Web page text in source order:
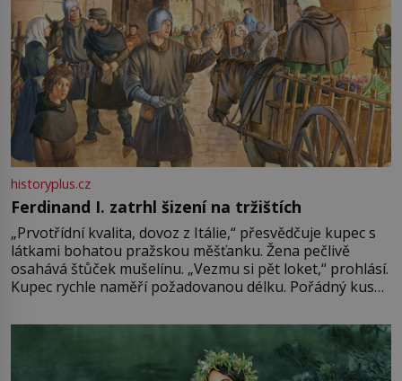
historyplus.cz
Ferdinand I. zatrhl šizení na tržištích
„Prvotřídní kvalita, dovoz z Itálie,“ přesvědčuje kupec s
látkami bohatou pražskou měšťanku. Žena pečlivě
osahává štůček mušelínu. „Vezmu si pět loket,“ prohlásí.
Kupec rychle naměří požadovanou délku. Pořádný kus
milostpaní. Stačí jenom na sukni,“ zhodnotí švadlena
množství růžového mušelínu. „Ošidili vás, podívejte.“